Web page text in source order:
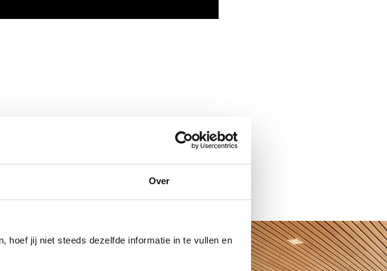
Over
hoef jij niet steeds dezelfde informatie in te vullen en
Probeer opnieuw”.